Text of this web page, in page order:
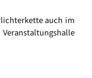
auch im